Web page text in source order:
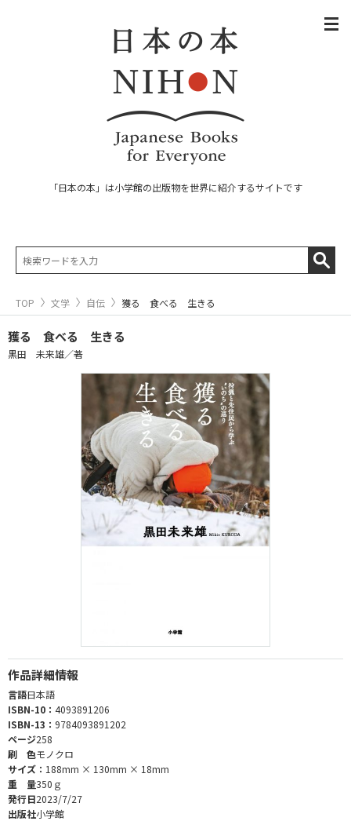
「日本の本」は小学館の出版物を世界に紹介するサイトです
TOP 文学 自伝 獲る 食べる 生きる
獲る 食べる 生きる
黒田 未来雄／著
作品詳細情報
言語日本語
ISBN-10： 4093891206
ISBN-13： 9784093891202
ページ258
刷 色モノクロ
サイズ： 188mm × 130mm × 18mm
重 量350ｇ
発行日2023/7/27
出版社小学館